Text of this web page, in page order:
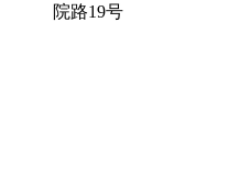
院路19号